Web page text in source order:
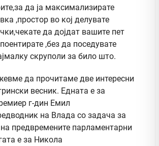
да ја максимализирате
,простор во кој делувате
да дојдат вашите пет
,без да поседувате
скруполи за било што.
да прочитаме две интересни
весник. Едната е за
г-дин Емил
на Влада со задача за
на предвремените парламентарни
е за Никола